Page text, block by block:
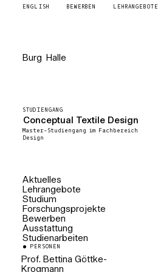
ENGLISH BEWERBEN LEHRANGEBOTE
Burg
Giebichenstein
STUDIENGANG
Conceptual Textile Design
Master-Studiengang im Fachbereich
Design
Aktuelles
Lehrangebote
Studium
Forschungsprojekte
Bewerben
Ausstattung
Studienarbeiten
PERSONEN
Prof. Bettina Göttke-
Krogmann